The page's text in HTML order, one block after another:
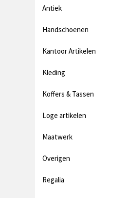
Antiek
Handschoenen
Kantoor Artikelen
Kleding
Koffers & Tassen
Loge artikelen
Maatwerk
Overigen
Regalia